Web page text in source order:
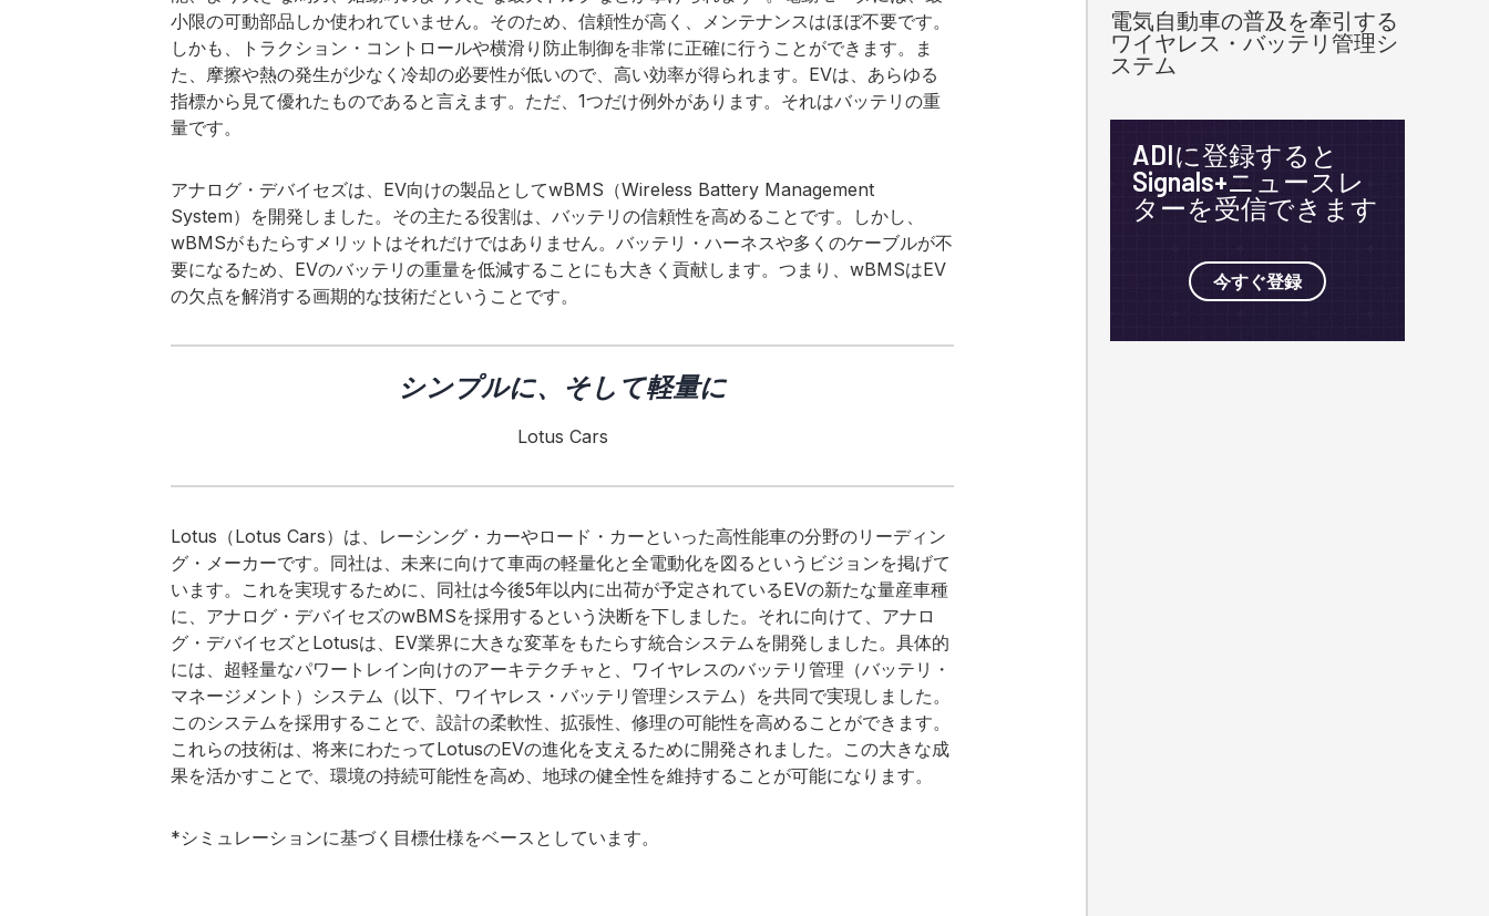
小限の可動部品しか使われていません。そのため、信頼性が高く、メンテナンスはほぼ不要です。
しかも、トラクション・コントロールや横滑り防止制御を非常に正確に行うことができます。ま
た、摩擦や熱の発生が少なく冷却の必要性が低いので、高い効率が得られます。EVは、あらゆる
指標から見て優れたものであると言えます。ただ、1つだけ例外があります。それはバッテリの重
量です。
アナログ・デバイセズは、EV向けの製品としてwBMS（Wireless Battery Management
System）を開発しました。その主たる役割は、バッテリの信頼性を高めることです。しかし、
wBMSがもたらすメリットはそれだけではありません。バッテリ・ハーネスや多くのケーブルが不
要になるため、EVのバッテリの重量を低減することにも大きく貢献します。つまり、wBMSはEV
の欠点を解消する画期的な技術だということです。
シンプルに、そして軽量に
Lotus Cars
Lotus（Lotus Cars）は、レーシング・カーやロード・カーといった高性能車の分野のリーディン
グ・メーカーです。同社は、未来に向けて車両の軽量化と全電動化を図るというビジョンを掲げて
います。これを実現するために、同社は今後5年以内に出荷が予定されているEVの新たな量産車種
に、アナログ・デバイセズのwBMSを採用するという決断を下しました。それに向けて、アナロ
グ・デバイセズとLotusは、EV業界に大きな変革をもたらす統合システムを開発しました。具体的
には、超軽量なパワートレイン向けのアーキテクチャと、ワイヤレスのバッテリ管理（バッテリ・
マネージメント）システム（以下、ワイヤレス・バッテリ管理システム）を共同で実現しました。
このシステムを採用することで、設計の柔軟性、拡張性、修理の可能性を高めることができます。
これらの技術は、将来にわたってLotusのEVの進化を支えるために開発されました。この大きな成
果を活かすことで、環境の持続可能性を高め、地球の健全性を維持することが可能になります。
*シミュレーションに基づく目標仕様をベースとしています。
電気自動車の普及を牽引する
ワイヤレス・バッテリ管理シ
ステム
ADIに登録すると
Signals+ニュースレ
ターを受信できます
今すぐ登録